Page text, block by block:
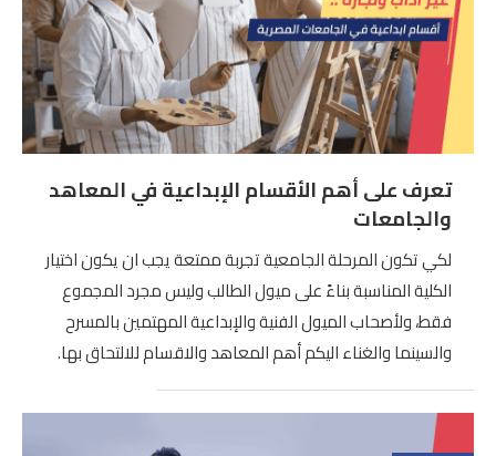
تعرف على أهم الأقسام الإبداعية في المعاهد
والجامعات
لكي تكون المرحلة الجامعية تجربة ممتعة يجب ان يكون اختيار
الكلية المناسبة بناءً على ميول الطالب وليس مجرد المجموع
فقط، ولأصحاب الميول الفنية والإبداعية المهتمين بالمسرح
والسينما والغناء اليكم أهم المعاهد والاقسام للالتحاق بها.